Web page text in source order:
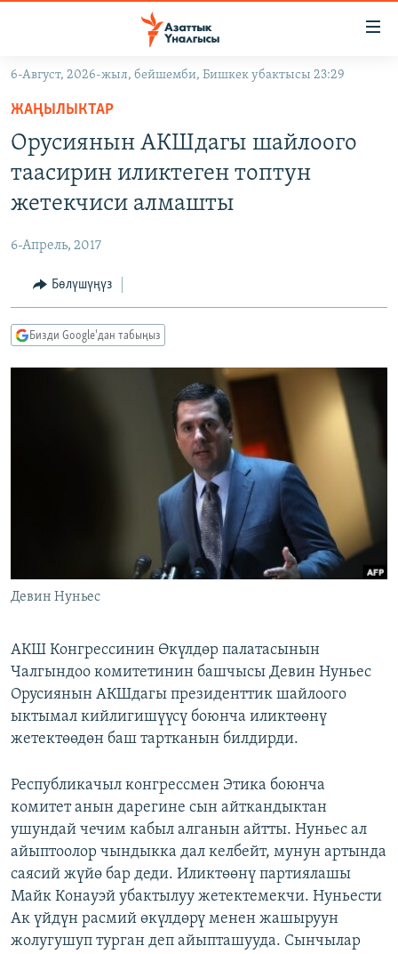
Навигацияга
өтүңүз
Издөөгө
салыңызКЫРГЫЗСТАН
МАДАНИЯТ
ДҮЙНӨ
УКРАИНА
ТВ ПРОГРАММАЛАР
БҮГҮН АЗАТТЫКТА
ПОДКАСТ
Русский
ЭЕ/АРнун бардык сайттары
6-Август, 2026-жыл, бейшемби, Бишкек убактысы 23:29
ЖАҢЫЛЫКТАР
Орусиянын АКШдагы шайлоого
таасирин иликтеген топтун
жетекчиси алмашты
6-Апрель, 2017
Бөлүшүңүз
Бизди Google'дан табыңыз
Девин Нуньес
АКШ Конгрессинин Өкүлдөр палатасынын
Чалгындоо комитетинин башчысы Девин Нуньес
Орусиянын АКШдагы президенттик шайлоого
ыктымал кийлигишүүсү боюнча иликтөөнү
жетектөөдөн баш тартканын билдирди.
Республикачыл конгрессмен Этика боюнча
комитет анын дарегине сын айткандыктан
ушундай чечим кабыл алганын айтты. Нуньес ал
айыптоолор чындыкка дал келбейт, мунун артында
саясий жүйө бар деди. Иликтөөнү партиялашы
Майк Конауэй убактылуу жетектемекчи. Нуньести
Ак үйдүн расмий өкүлдөрү менен жашыруун
жолугушуп турган деп айыпташууда. Сынчылар